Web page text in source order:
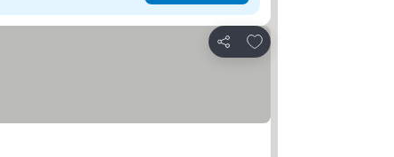
Partilhar
Adicionar aos favoritos